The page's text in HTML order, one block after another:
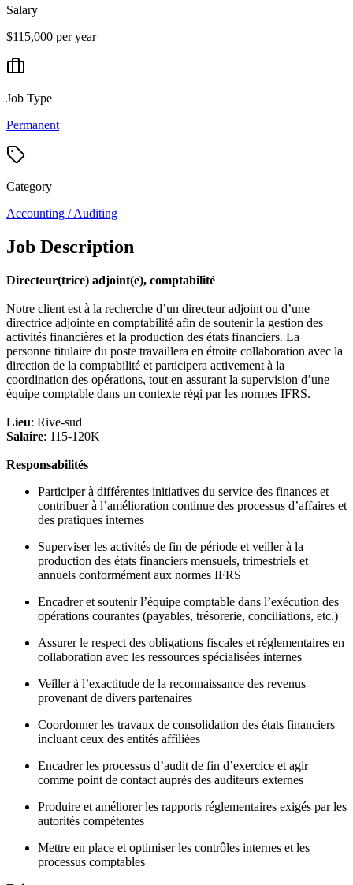
Salary
$115,000 per year
Job Type
Permanent
Category
Accounting / Auditing
Job Description
Directeur(trice) adjoint(e), comptabilité
Notre client est à la recherche d’un directeur adjoint ou d’une
directrice adjointe en comptabilité afin de soutenir la gestion des
activités financières et la production des états financiers. La
personne titulaire du poste travaillera en étroite collaboration avec la
direction de la comptabilité et participera activement à la
coordination des opérations, tout en assurant la supervision d’une
équipe comptable dans un contexte régi par les normes IFRS.
Lieu: Rive-sud
Salaire: 115-120K
Responsabilités
Participer à différentes initiatives du service des finances et
contribuer à l’amélioration continue des processus d’affaires et
des pratiques internes
Superviser les activités de fin de période et veiller à la
production des états financiers mensuels, trimestriels et
annuels conformément aux normes IFRS
Encadrer et soutenir l’équipe comptable dans l’exécution des
opérations courantes (payables, trésorerie, conciliations, etc.)
Assurer le respect des obligations fiscales et réglementaires en
collaboration avec les ressources spécialisées internes
Veiller à l’exactitude de la reconnaissance des revenus
provenant de divers partenaires
Coordonner les travaux de consolidation des états financiers
incluant ceux des entités affiliées
Encadrer les processus d’audit de fin d’exercice et agir
comme point de contact auprès des auditeurs externes
Produire et améliorer les rapports réglementaires exigés par les
autorités compétentes
Mettre en place et optimiser les contrôles internes et les
processus comptables